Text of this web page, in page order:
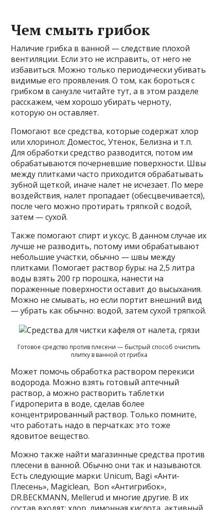
Чем смыть грибок
Наличие грибка в ванной — следствие плохой
вентиляции. Если это не исправить, от него не
избавиться. Можно только периодически убивать
видимые его проявления. О том, как бороться с
грибком в санузле читайте тут, а в этом разделе
расскажем, чем хорошо убирать черноту,
которую он оставляет.
Помогают все средства, которые содержат хлор
или хлоринол: Доместос, Утенок, Белизна и т.п.
Для обработки средство разводится, потом им
обрабатываются почерневшие поверхности. Швы
между плитками часто приходится обрабатывать
зубной щеткой, иначе налет не исчезает. По мере
воздействия, налет пропадает (обесцвечивается),
после чего можно протирать тряпкой с водой,
затем — сухой.
Также помогают спирт и уксус. В данном случае их
лучше не разводить, потому ими обрабатывают
небольшие участки, обычно — швы между
плитками. Помогает раствор буры: на 2,5 литра
воды взять 200 гр порошка, нанести на
пораженные поверхности оставит до высыхания.
Можно не смывать, но если портит внешний вид
— убрать как обычно: водой, затем сухой тряпкой.
Готовое средство против плесени — быстрый способ очистить
плитку в ванной от грибка
Может помочь обработка раствором перекиси
водорода. Можно взять готовый аптечный
раствор, а можно растворить таблетки
Гидроперита в воде, сделав более
концентрированный раствор. Только помните,
что работать надо в перчатках: это тоже
ядовитое вещество.
Можно также найти магазинные средства против
плесени в ванной. Обычно они так и называются.
Есть следующие марки: Unicum, Bagi «Анти-
Плесень», Magiclean, Bon «Антигрибок»,
DR.BECKMANN, Mellerud и многие другие. В их
состав входят: хлор, лимонная кислота, активный